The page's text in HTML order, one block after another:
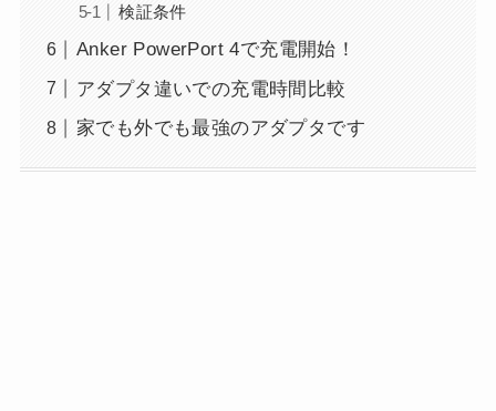
検証条件
Anker PowerPort 4で充電開始！
アダプタ違いでの充電時間比較
家でも外でも最強のアダプタです